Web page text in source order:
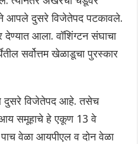
आपले दुसरे विजेतेपद पटकावले.
देण्यात आला. वॉशिंग्टन संघाचा
सर्वोत्तम खेळाडूचा पुरस्कार
दुसरे विजेतेपद आहे. तसेच
समूहाचे हे एकूण 13 वे
वेळा आयपीएल व दोन वेळा